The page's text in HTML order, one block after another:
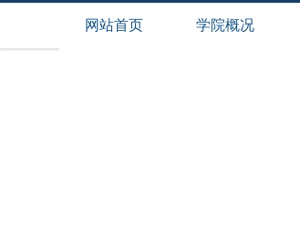
网站首页 学院概况